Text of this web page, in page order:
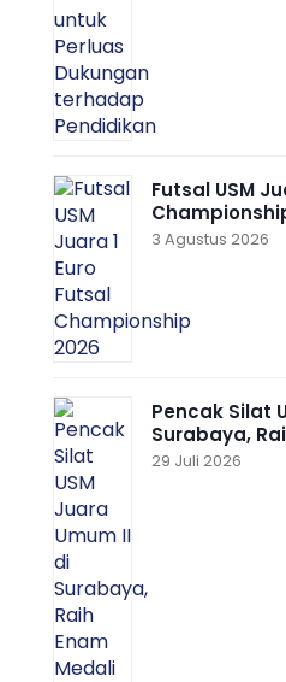
Futsal USM
3 Agustus 2026
Pencak Silat
Surabaya,
29 Juli 2026